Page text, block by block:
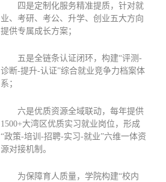
四是定制化服务精准提质，针对就
业、考研、考公、升学、创业五大方向
提供专属成长方案；
五是全链条认证闭环，构建“评测-
诊断-提升-认证”综合就业竞争力档案体
系；
六是优质资源全域联动，每年提供
1500+大湾区优质实习就业岗位，形成
“政策-培训-招聘-实习-就业”六维一体资
源对接机制。
为保障育人质量，学院构建“校内